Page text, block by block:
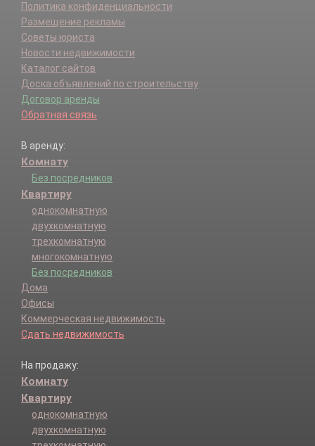
Политика конфиденциальности
Размещение рекламы
Советы юриста
Новости недвижимости
Каталог сайтов
Доска объявлений по строительству
Договор аренды
Обратная связь
В аренду:
Комнату
Без посредников
Квартиру
однокомнатную
двухкомнатную
трехкомнатную
многокомнатную
Без посредников
Дома
Офисы
Коммерческая недвижимость
Сдать недвижимость
На продажу:
Комнату
Квартиру
однокомнатную
двухкомнатную